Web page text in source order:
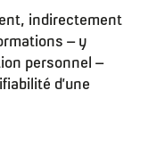
indirectement
– y
personnel –
d’une